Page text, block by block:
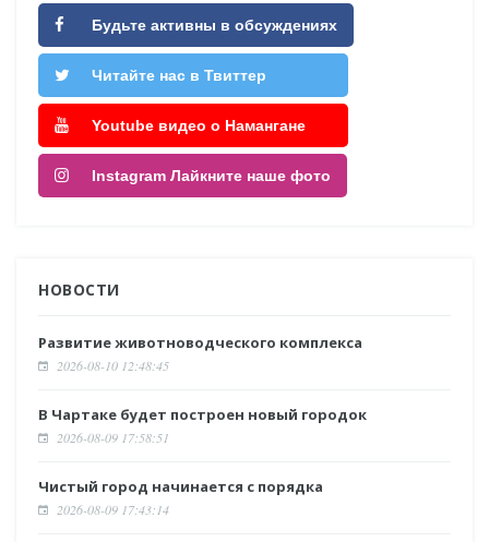
Будьте активны в обсуждениях
Читайте нас в Твиттер
Youtube видео о Намангане
Instagram Лайкните наше фото
НОВОСТИ
Развитие животноводческого комплекса
2026-08-10 12:48:45
В Чартаке будет построен новый городок
2026-08-09 17:58:51
Чистый город начинается с порядка
2026-08-09 17:43:14